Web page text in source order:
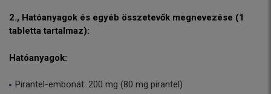
2., Hatóanyagok és egyéb összetevők megnevezése (1
tabletta tartalmaz):
Hatóanyagok:
Pirantel-embonát: 200 mg (80 mg pirantel)